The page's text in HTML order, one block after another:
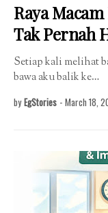
Raya
Tak Pernah
Setiap kali melihat
bawa aku balik ke…
by EgStories - March 18,